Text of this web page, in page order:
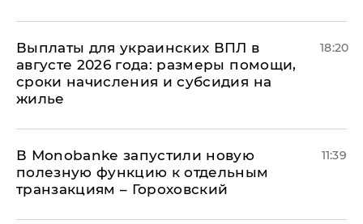
Выплаты для украинских ВПЛ в
августе 2026 года: размеры помощи,
сроки начисления и субсидия на
жилье
18:20
В Мonobankе запустили новую
полезную функцию к отдельным
транзакциям – Гороховский
11:39